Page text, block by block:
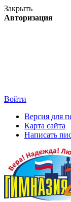
Закрыть
Авторизация
Войти
Версия для
Карта сайта
Написать